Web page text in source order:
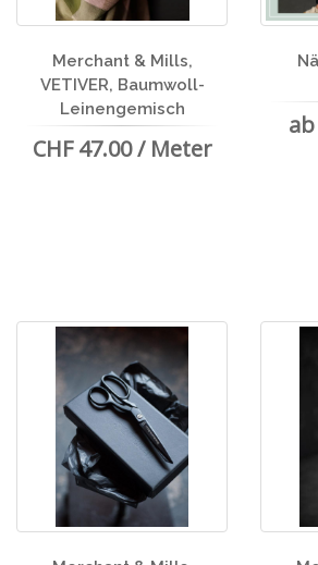
Merchant & Mills,
VETIVER, Baumwoll-
Leinengemisch
CHF 47.00 / Meter